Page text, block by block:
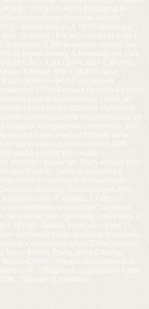
di order; Fee per i servizi di shipping &
Advertisings (fornitori/ alibaba/
servizio singolo; € 99,90 multi-pack 5
10 servizi ; Fee per i servizi di order €
di shipping (1,5% su importo ordine); Fee
su import ordine); Advertisings per click
Paid CAC= € 63 LTV/CAC= 6,49 ACL =
Lifetime; IRR = 96,10% tasso
sul cliente; % ROMI sul costo di
155%; Payback (in anni) del costo
con tasso di conservazione cliente del
potrà servire differenti segmenti di
individuate come target principale ed
dettaglio; Dropshipping e-commerce; End
ipo sarà tenuto basso utilizzando sia in
già in nostro possesso di circa 4800
analisi prodotti più venduti su
aliexpress tramite api. Team and key roles
Conforti, laurea in economia e
in commercio internazionale,
founder, Scouting Team manager: Miss.
d’azienda, 13 anni di
internazionale, sourcing in Cina sia nel
che prodotti finiti e profonda conoscitrice di
CTO: Mr. Daniele Spina, developer, 15
-Ba) Social Media specialist: Alessandra
e commercio, (Bari) China scouting
Tsao - Evelyn Zhang-Janny Cheung)
Vendite €160K / Margine di contribuzione -
€437K / Margine di contribuzione €96K
/ Margine di contribuzi